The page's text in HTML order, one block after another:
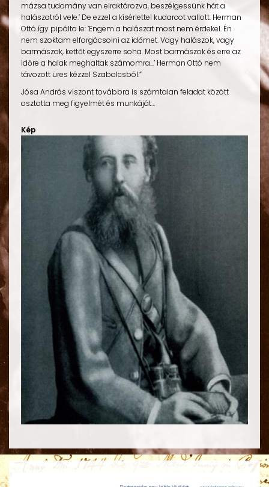
mázsa tudomány van elraktározva, beszélgessünk hát a
halászatról vele.’ De ezzel a kísérlettel kudarcot vallott. Herman
Ottó így pipálta le: ’Engem a halászat most nem érdekel. Én
nem szoktam elforgácsolni az időmet. Vagy halászok, vagy
barmászok, kettőt egyszerre soha. Most barmászok és erre az
időre a halak meghaltak számomra...’ Herman Ottó nem
távozott üres kézzel Szabolcsból.”
Jósa András viszont továbbra is számtalan feladat között
osztotta meg figyelmét és munkáját…
Kép